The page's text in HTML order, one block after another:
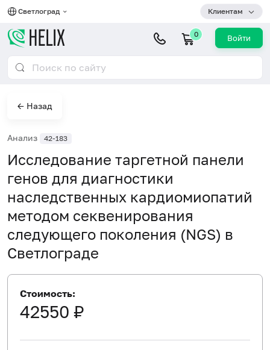
Светлоград Клиентам
0 Войти
← Назад
Анализ 42-183
Исследование таргетной панели
генов для диагностики
наследственных кардиомиопатий
методом секвенирования
следующего поколения (NGS) в
Светлограде
Стоимость:
42550 ₽